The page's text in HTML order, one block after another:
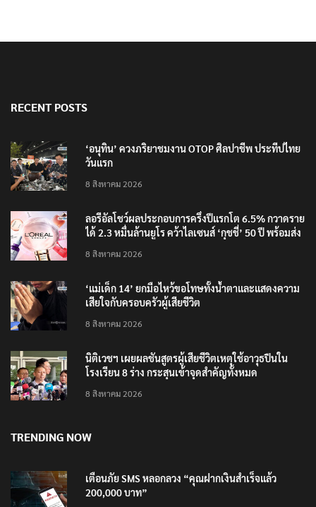
RECENT POSTS
‘อนุทิน’ ควงภริยาชมงาน OTOP ศิลปาชีพ ประทีปไทย
วันแรก
8 สิงหาคม 2026
ลอรีอัลโชว์ผลประกอบการครึ่งปีแรกโต 6.5% กวาดราย
ได้ 2.3 หมื่นล้านยูโร คว้าไลเซนส์ ‘กุชชี่’ 50 ปี พร้อมส่ง
8 สิงหาคม 2026
‘แม่เด็ก 14’ ยกมือไหว้ขอโทษทั้งน้ำตาและแสดงความ
เสียใจกับครอบครัวผู้เสียชีวิต
8 สิงหาคม 2026
นิติเวชฯ เผยผลชันสูตรผู้เสียชีวิตเหตุใช้อาวุธปืนใน
โรงเรียน 8 ร่าง กระสุนเข้าจุดสำคัญทั้งหมด
8 สิงหาคม 2026
TRENDING NOW
เตือนภัย SMS หลอกลวง “คุณฝากเงินสำเร็จแล้ว
200,000 บาท”